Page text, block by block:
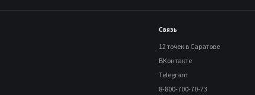
Связь
12 точек в Саратове
ВКонтакте
Telegram
8-800-700-70-73